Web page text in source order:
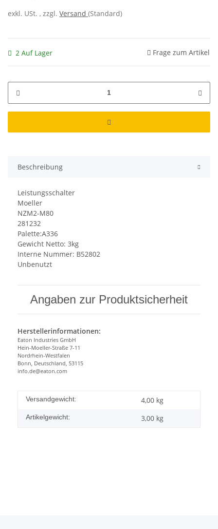
exkl. USt. , zzgl. Versand (Standard)
2 Auf Lager Frage zum Artikel
Beschreibung
Leistungsschalter
Moeller
NZM2-M80
281232
Palette:A336
Gewicht Netto: 3kg
Interne Nummer: B52802
Unbenutzt
Angaben zur Produktsicherheit
Herstellerinformationen:
Eaton Industries GmbH
Hein-Moeller-Straße 7-11
Nordrhein-Westfalen
Bonn, Deutschland, 53115
info.de@eaton.com
Versandgewicht: 4,00 kg
Artikelgewicht: 3,00 kg